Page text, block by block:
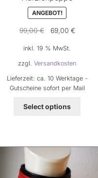
ANGEBOT!
99,00€
Ursprünglicher
war:
99,00 €
69,00 €Aktueller
69,00 €.
inkl. 19 % MwSt.
zzgl.Versandkosten
Lieferzeit: ca. 10 Werktage -
Gutscheine sofort per Mail
Select options